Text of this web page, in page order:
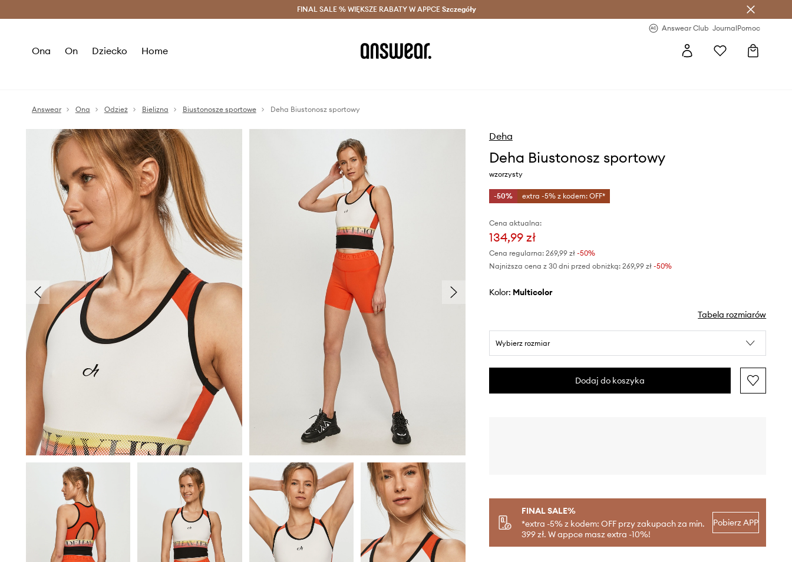
Oszczędzaj z Answear Club > Dostawa nawet w 24h >
FINAL SALE % WIĘKSZE RABATY W APPCE Szczegóły
Answear Club JournalPomoc
Ona On Dziecko Home
Answear Ona Odzież Bielizna Biustonosze sportowe Deha Biustonosz sportowy
Deha
Deha Biustonosz sportowy
wzorzysty
-50% extra -5% z kodem: OFF*
Cena aktualna:
134,99 zł
Cena regularna: 269,99 zł-50%
Najniższa cena z 30 dni przed obniżką: 269,99 zł -50%
Kolor: multicolor
Tabela rozmiarów
Wybierz rozmiar
Dodaj do koszyka
FINAL SALE%
*extra -5% z kodem: OFF przy zakupach za min.
399 zł. W appce masz extra -10%!
Pobierz APP